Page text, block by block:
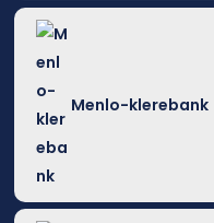
Menlo-klerebank